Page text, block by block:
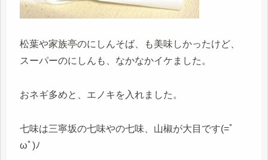
松葉や家族亭のにしんそば、も美味しかったけど、
スーパーのにしんも、なかなかイケました。
おネギ多めと、エノキを入れました。
七味は三寧坂の七味やの七味、山椒が大目です(=ﾟ
ωﾟ)ﾉ